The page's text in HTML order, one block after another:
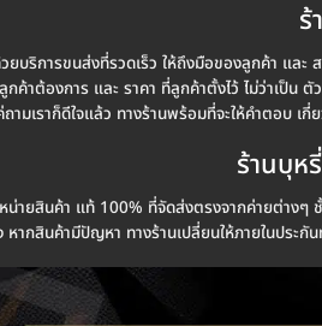
ร้
ยบริการขนส่งที่รวดเร็ว ให้ถึงมือของลูกค้า แ
กค้าต้องการ และ ราคา ที่ลูกค้าตั้งไว้ ไม่ว่าเป็
ถามเราก็ดีใจแล้ว ทางร้านพร้อมที่จะให้คำตอบ เ
ร้านบุห
น่ายสินค้า แท้ 100% ที่จัดส่งตรงจากค่ายต่าง
หากสินค้ามีปัญหา ทางร้านเปลี่ยนให้ภายในประ